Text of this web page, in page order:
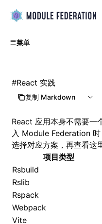
菜单
#React 实践
复制 Markdown
React 应用本身不需要一
入 Module Federation
选择对应方案，再查看这
项目类型
Rsbuild
Rslib
Rspack
Webpack
Vite